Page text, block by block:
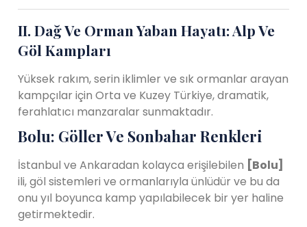
II. Dağ Ve Orman Yaban Hayatı: Alp Ve
Göl Kampları
Yüksek rakım, serin iklimler ve sık ormanlar arayan
kampçılar için Orta ve Kuzey Türkiye, dramatik,
ferahlatıcı manzaralar sunmaktadır.
Bolu: Göller Ve Sonbahar Renkleri
İstanbul ve Ankaradan kolayca erişilebilen [Bolu]
ili, göl sistemleri ve ormanlarıyla ünlüdür ve bu da
onu yıl boyunca kamp yapılabilecek bir yer haline
getirmektedir.